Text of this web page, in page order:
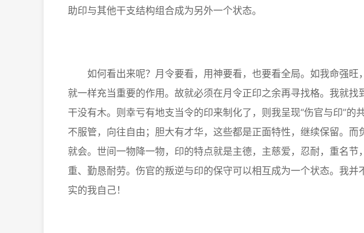
助印与其他干支结构组合成为另外一个状态。
如何看出来呢？月令要看，用神要看，也要看全局。如我命强旺
就一样充当重要的作用。故就必须在月令正印之余再寻找格。我就
干没有木。则幸亏有地支当令的印来制化了，则我呈现“伤官与印”
不服管，向往自由；胆大有才华，这些都是正面特性，继续保留。
就会。世间一物降一物，印的特点就是主德，主慈爱，忍耐，重名
重、勤恳耐劳。伤官的叛逆与印的保守可以相互成为一个状态。我
实的我自己！